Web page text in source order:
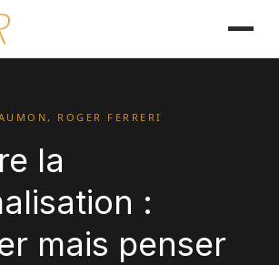
ROGER FERRERI
la
:
mais penser